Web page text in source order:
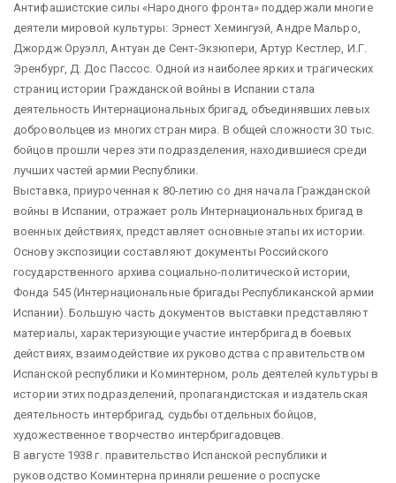
Антифашистские силы «Народного фронта» поддержали многие
деятели мировой культуры: Эрнест Хемингуэй, Андре Мальро,
Джордж Оруэлл, Антуан де Сент-Экзюпери, Артур Кестлер, И.Г.
Эренбург, Д. Дос Пассос. Одной из наиболее ярких и трагических
страниц истории Гражданской войны в Испании стала
деятельность Интернациональных бригад, объединявших левых
добровольцев из многих стран мира. В общей сложности 30 тыс.
бойцов прошли через эти подразделения, находившиеся среди
лучших частей армии Республики.
Выставка, приуроченная к 80-летию со дня начала Гражданской
войны в Испании, отражает роль Интернациональных бригад в
военных действиях, представляет основные этапы их истории.
Основу экспозиции составляют документы Российского
государственного архива социально-политической истории,
Фонда 545 (Интернациональные бригады Республиканской армии
Испании). Большую часть документов выставки представляют
материалы, характеризующие участие интербригад в боевых
действиях, взаимодействие их руководства с правительством
Испанской республики и Коминтерном, роль деятелей культуры в
истории этих подразделений, пропагандистская и издательская
деятельность интербригад, судьбы отдельных бойцов,
художественное творчество интербригадовцев.
В августе 1938 г. правительство Испанской республики и
руководство Коминтерна приняли решение о роспуске